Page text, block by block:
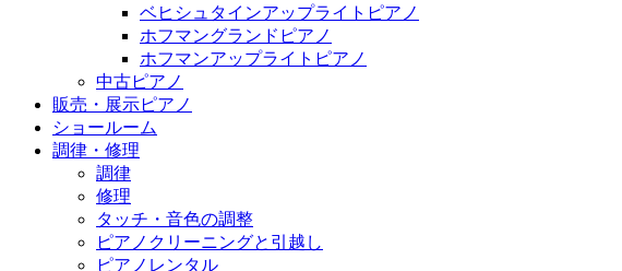
ベヒシュタインアップライトピアノ
ホフマングランドピアノ
ホフマンアップライトピアノ
中古ピアノ
販売・展示ピアノ
ショールーム
調律・修理
調律
修理
タッチ・音色の調整
ピアノクリーニングと引越し
ピアノレンタル